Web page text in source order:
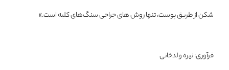
شکن از طریق پوست، تنها روش های جراحی سنگ‌های کلیه است.»
فرآوری: نیره ولدخانی